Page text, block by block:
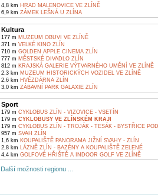
4,8 km HRAD MALENOVICE VE ZLÍNĚ
6,9 km ZÁMEK LEŠNÁ U ZLÍNA
Kultura
177 m MUZEUM OBUVI VE ZLÍNĚ
371 m VELKÉ KINO ZLÍN
710 m GOLDEN APPLE CINEMA ZLÍN
777 m MĚSTSKÉ DIVADLO ZLÍN
812 m KRAJSKÁ GALERIE VÝTVARNÉHO UMĚNÍ VE ZLÍNĚ
2,3 km MUZEUM HISTORICKÝCH VOZIDEL VE ZLÍNĚ
2,6 km HVĚZDÁRNA ZLÍN
3,0 km ZÁBAVNÍ PARK GALAXIE ZLÍN
Sport
179 m CYKLOBUS ZLÍN - VIZOVICE - VSETÍN
179 m CYKLOBUSY VE ZLÍNSKÉM KRAJI
179 m CYKLOBUS ZLÍN - TROJÁK - TESÁK - BYSTŘICE
957 m SVAH ZLÍN
1,6 km KOUPALIŠTĚ PANORAMA JIŽNÍ SVAHY - ZLÍN
2,8 km LÁZNĚ ZLÍN - BAZÉNY A KOUPALIŠTĚ ZELENÉ
4,4 km GOLFOVÉ HŘIŠTĚ A INDOOR GOLF VE ZLÍNĚ
Další možnosti regionu ...